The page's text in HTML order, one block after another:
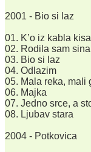
2001 - Bio si laz
01. K’o iz kabla
02. Rodila sam sina
03. Bio si laz
04. Odlazim
05. Mala reka, mali
06. Majka
07. Jedno srce, a
08. Ljubav stara
2004 - Potkovica